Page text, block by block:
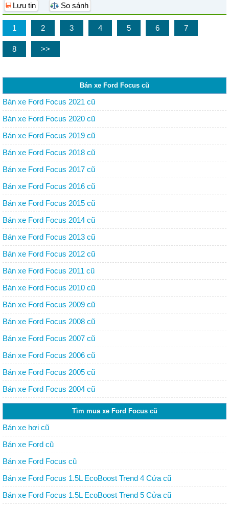
Lưu tin So sánh
1 2 3 4 5 6 7
8 >>
Bán xe Ford Focus cũ
Bán xe Ford Focus 2021 cũ
Bán xe Ford Focus 2020 cũ
Bán xe Ford Focus 2019 cũ
Bán xe Ford Focus 2018 cũ
Bán xe Ford Focus 2017 cũ
Bán xe Ford Focus 2016 cũ
Bán xe Ford Focus 2015 cũ
Bán xe Ford Focus 2014 cũ
Bán xe Ford Focus 2013 cũ
Bán xe Ford Focus 2012 cũ
Bán xe Ford Focus 2011 cũ
Bán xe Ford Focus 2010 cũ
Bán xe Ford Focus 2009 cũ
Bán xe Ford Focus 2008 cũ
Bán xe Ford Focus 2007 cũ
Bán xe Ford Focus 2006 cũ
Bán xe Ford Focus 2005 cũ
Bán xe Ford Focus 2004 cũ
Tìm mua xe Ford Focus cũ
Bán xe hơi cũ
Bán xe Ford cũ
Bán xe Ford Focus cũ
Bán xe Ford Focus 1.5L EcoBoost Trend 4 Cửa cũ
Bán xe Ford Focus 1.5L EcoBoost Trend 5 Cửa cũ